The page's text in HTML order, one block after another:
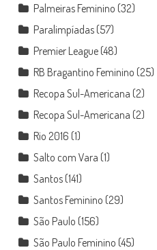
Palmeiras Feminino (32)
Paralimpíadas(57)
Premier League(48)
RB Bragantino Feminino (25)
Recopa Sul-Americana (2)
Recopa Sul-Americana (2)
Rio 2016 (1)
Salto com Vara (1)
Santos(141)
Santos Feminino (29)
São Paulo (156)
São Paulo Feminino (45)